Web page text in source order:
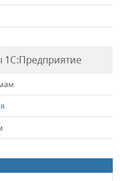
1С:Предприятие